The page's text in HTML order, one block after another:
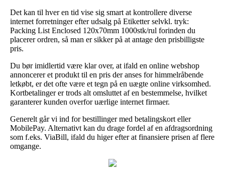
Det kan til hver en tid vise sig smart at kontrollere diverse
internet forretninger efter udsalg på Etiketter selvkl. tryk:
Packing List Enclosed 120x70mm 1000stk/rul forinden du
placerer ordren, så man er sikker på at antage den prisbilligste
pris.
Du bør imidlertid være klar over, at ifald en online webshop
annoncerer et produkt til en pris der anses for himmelråbende
letkøbt, er det ofte være et tegn på en uægte online virksomhed.
Kortbetalinger er trods alt omsluttet af en bestemmelse, hvilket
garanterer kunden overfor uærlige internet firmaer.
Generelt går vi ind for bestillinger med betalingskort eller
MobilePay. Alternativt kan du drage fordel af en afdragsordning
som f.eks. ViaBill, ifald du higer efter at finansiere prisen af flere
omgange.